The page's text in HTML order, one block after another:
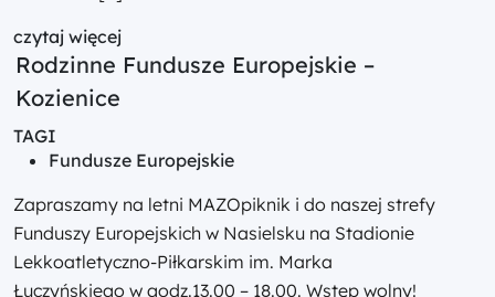
czytaj więcej
Rodzinne Fundusze Europejskie –
Kozienice
TAGI
Fundusze Europejskie
Zapraszamy na letni MAZOpiknik i do naszej strefy
Funduszy Europejskich w Nasielsku na Stadionie
Lekkoatletyczno-Piłkarskim im. Marka
Łuczyńskiego w godz.13.00 – 18.00. Wstęp wolny!